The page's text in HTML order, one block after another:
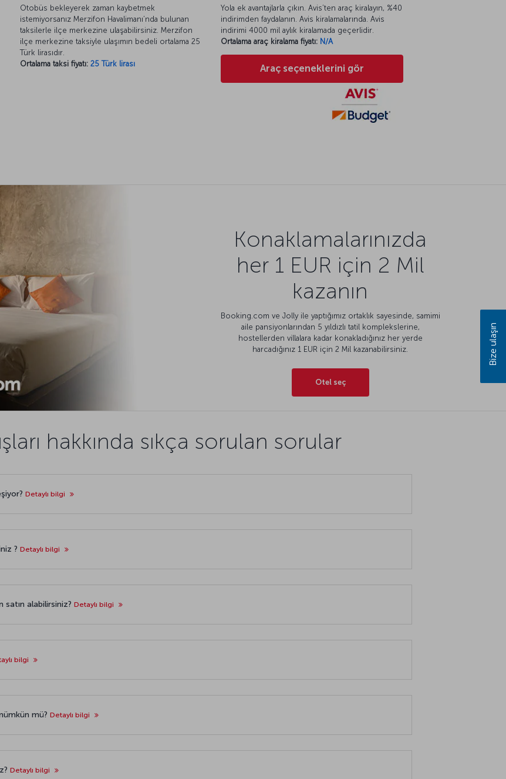
Otobüs bekleyerek zaman kaybetmek
istemiyorsanız Merzifon Havalimanı’nda bulunan
taksilerle ilçe merkezine ulaşabilirsiniz. Merzifon
ilçe merkezine taksiyle ulaşımın bedeli ortalama 25
Türk lirasıdır.
Ortalama taksi fiyatı: 25 Türk lirası
Yola ek avantajlarla çıkın. Avis’ten araç kiralayın, %40
indirimden faydalanın. Avis kiralamalarında. Avis
indirimi 4000 mil aylık kiralamada geçerlidir.
Ortalama araç kiralama fiyatı: N/A
Araç seçeneklerini gör
Konaklamalarınızda
her 1 EUR için 2 Mil
kazanın
Booking.com ve Jolly ile yaptığımız ortaklık sayesinde, samimi
aile pansiyonlarından 5 yıldızlı tatil komplekslerine,
hostellerden villalara kadar konakladığınız her yerde
harcadığınız 1 EUR için 2 Mil kazanabilirsiniz.
Otel seç
hakkında sıkça sorulan sorular
Detaylı bilgi
? Detaylı bilgi
satın alabilirsiniz? Detaylı bilgi
bilgi
mü? Detaylı bilgi
Detaylı bilgi
Bize ulaşın